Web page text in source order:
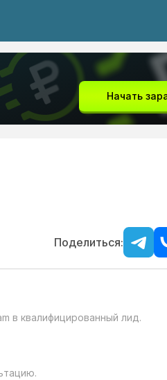
Начать
Поделиться:
в квалифицированный лид.